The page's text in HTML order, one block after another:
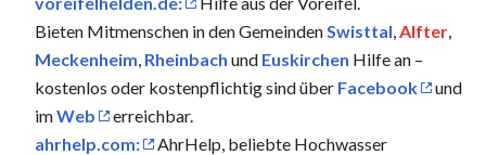
Bieten Mitmenschen in den Gemeinden Swisttal Alfter
Meckenheim Rheinbach und Euskirchen Hilfe an –
kostenlos oder kostenpflichtig sind über Facebook
und
imWeb
erreichbar.
ahrhelp.com:
AhrHelp, beliebte Hochwasser